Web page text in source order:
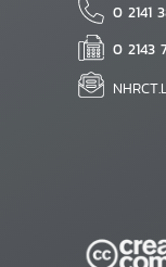
0 2141
0 2143